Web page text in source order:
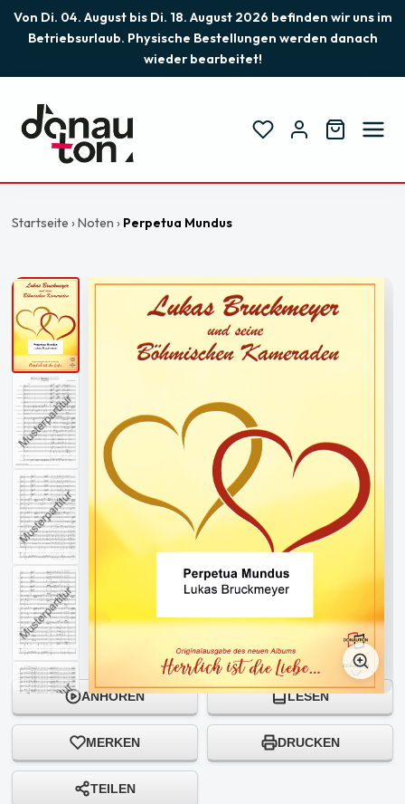
Von Di. 04. August bis Di. 18. August 2026 befinden wir uns im
Betriebsurlaub. Physische Bestellungen werden danach
wieder bearbeitet!
Startseite ›Noten › Perpetua Mundus
ANHÖREN LESEN
MERKEN DRUCKEN
TEILEN